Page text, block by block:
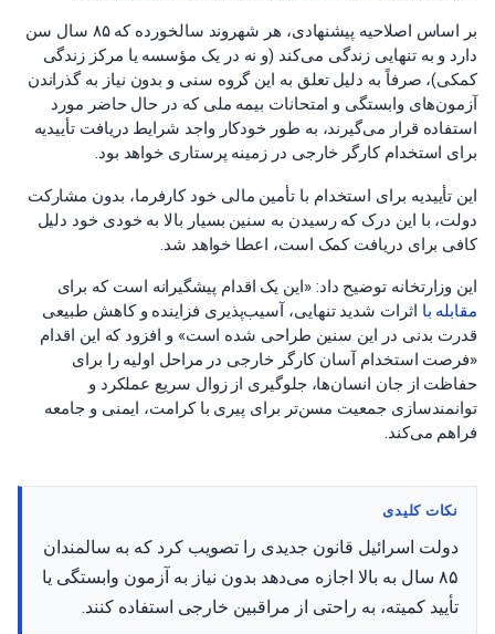
بر اساس اصلاحیه پیشنهادی، هر شهروند سالخورده که ۸۵ سال سن
دارد و به تنهایی زندگی می‌کند (و نه در یک مؤسسه یا مرکز زندگی
کمکی)، صرفاً به دلیل تعلق به این گروه سنی و بدون نیاز به گذراندن
آزمون‌های وابستگی و امتحانات بیمه ملی که در حال حاضر مورد
استفاده قرار می‌گیرند، به طور خودکار واجد شرایط دریافت تأییدیه
برای استخدام کارگر خارجی در زمینه پرستاری خواهد بود.
این تأییدیه برای استخدام با تأمین مالی خود کارفرما، بدون مشارکت
دولت، با این درک که رسیدن به سنین بسیار بالا به خودی خود دلیل
کافی برای دریافت کمک است، اعطا خواهد شد.
این وزارتخانه توضیح داد: «این یک اقدام پیشگیرانه است که برای
مقابله با اثرات شدید تنهایی، آسیب‌پذیری فزاینده و کاهش طبیعی
قدرت بدنی در این سنین طراحی شده است» و افزود که این اقدام
«فرصت استخدام آسان کارگر خارجی در مراحل اولیه را برای
حفاظت از جان انسان‌ها، جلوگیری از زوال سریع عملکرد و
توانمندسازی جمعیت مسن‌تر برای پیری با کرامت، ایمنی و جامعه
فراهم می‌کند.
نکات کلیدی
دولت اسرائیل قانون جدیدی را تصویب کرد که به سالمندان
۸۵ سال به بالا اجازه می‌دهد بدون نیاز به آزمون وابستگی یا
تأیید کمیته، به راحتی از مراقبین خارجی استفاده کنند.